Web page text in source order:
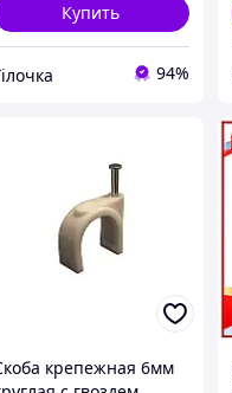
Купить
94%
крепежная 6мм